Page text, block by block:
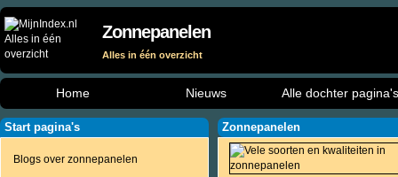
Zonnepanelen
Alles in één overzicht
Home Nieuws Alle dochter pagina's
Start pagina's
Blogs over zonnepanelen
Zonnepanelen